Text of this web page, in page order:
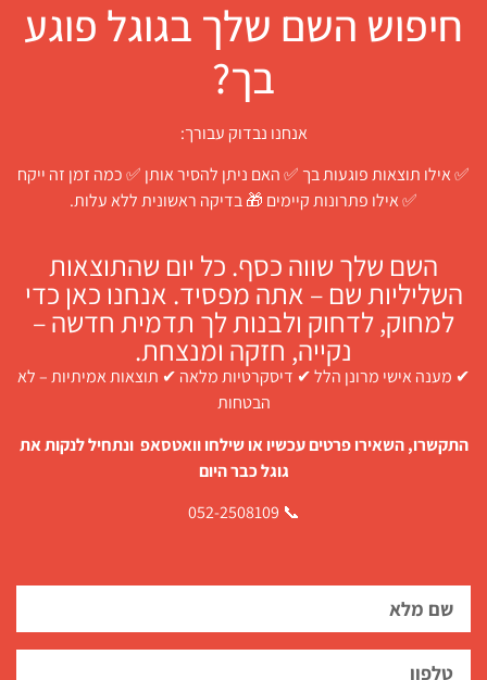
חיפוש השם שלך בגוגל פוגע
בך?
אנחנו נבדוק עבורך:
✅ אילו תוצאות פוגעות בך ✅ האם ניתן להסיר אותן ✅ כמה זמן זה ייקח
✅ אילו פתרונות קיימים 🎁 בדיקה ראשונית ללא עלות.
השם שלך שווה כסף. כל יום שהתוצאות
השליליות שם – אתה מפסיד. אנחנו כאן כדי
למחוק, לדחוק ולבנות לך תדמית חדשה –
נקייה, חזקה ומנצחת.
✔ מענה אישי מרונן הלל ✔ דיסקרטיות מלאה ✔ תוצאות אמיתיות – לא
הבטחות
התקשרו, השאירו פרטים עכשיו או שילחו וואטסאפ ונתחיל לנקות את
גוגל כבר היום
📞 052-2508109